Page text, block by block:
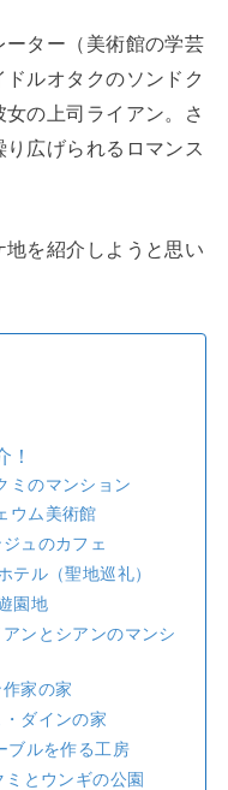
ター（美術館の学芸
ルオタクのソンドク
の上司ライアン。さ
広げられるロマンス
を紹介しようと思い
！
ミのマンション
ウム美術館
ュのカフェ
テル（聖地巡礼）
園地
ンとシアンのマンシ
家の家
ダインの家
ブルを作る工房
とウンギの公園